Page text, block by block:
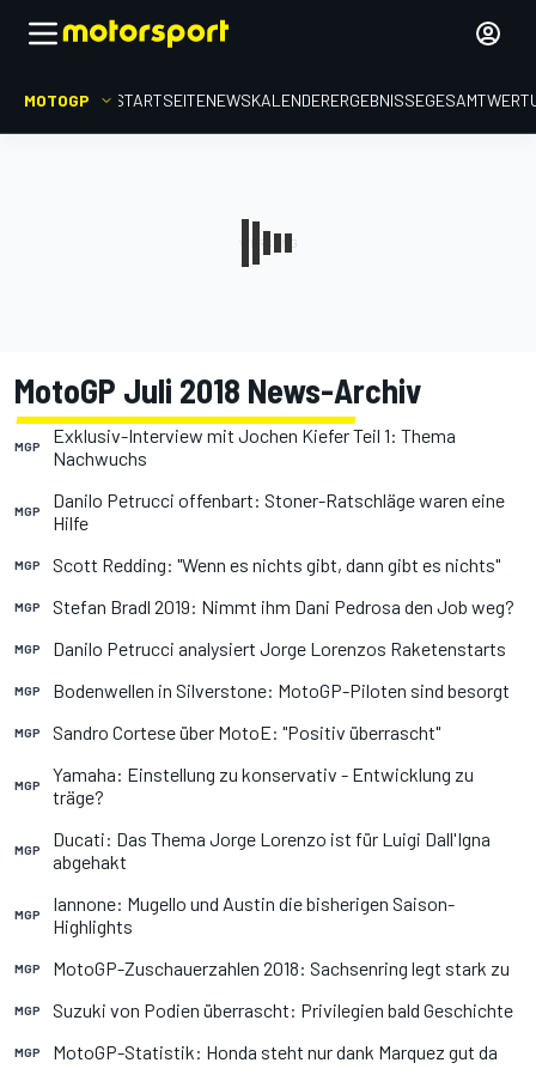
MOTOGP STARTSEITENEWSKALENDERERGEBNISSE
MotoGP Juli 2018 News-Archiv
MGP
Exklusiv-Interview mit Jochen Kiefer Teil 1: Thema
Nachwuchs
MGP
Danilo Petrucci offenbart: Stoner-Ratschläge waren eine
Hilfe
MGP Scott Redding: "Wenn es nichts gibt, dann gibt es nichts"
MGP Stefan Bradl 2019: Nimmt ihm Dani Pedrosa den Job weg?
MGP Danilo Petrucci analysiert Jorge Lorenzos Raketenstarts
MGP Bodenwellen in Silverstone: MotoGP-Piloten sind besorgt
MGP Sandro Cortese über MotoE: "Positiv überrascht"
MGP
Yamaha: Einstellung zu konservativ - Entwicklung zu
träge?
MGP
Ducati: Das Thema Jorge Lorenzo ist für Luigi Dall'Igna
abgehakt
MGP
Iannone: Mugello und Austin die bisherigen Saison-
Highlights
MGP MotoGP-Zuschauerzahlen 2018: Sachsenring legt stark zu
MGP Suzuki von Podien überrascht: Privilegien bald Geschichte
MGP MotoGP-Statistik: Honda steht nur dank Marquez gut da